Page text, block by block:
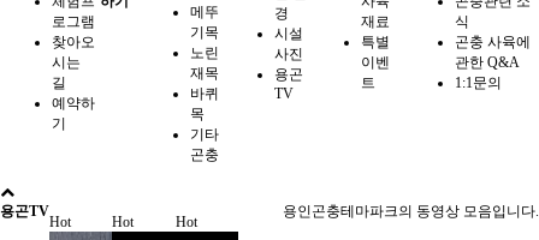
로그램
찾아오
시는
길
예약하
기
메뚜
기목
노린
재목
바퀴
목
기타
곤충
경
시설
사진
용곤
TV
재료
특별
이벤
트
식
곤충 사육에
관한 Q&A
1:1문의
용곤TV 용인곤충테마파크의 동영상 모음입니다.
Hot Hot Hot